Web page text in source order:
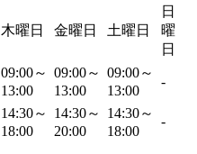
木曜日 金曜日 土曜日
日
曜
日
09:00～
13:00
09:00～
13:00
09:00～
13:00
-
14:30～
18:00
14:30～
20:00
14:30～
18:00
-